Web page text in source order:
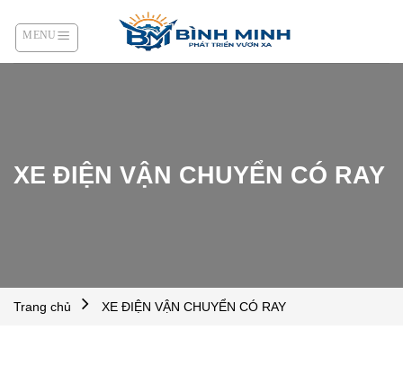
content
XE ĐIỆN VẬN CHUYỂN CÓ RAY
Trang chủ XE ĐIỆN VẬN CHUYỂN CÓ RAY